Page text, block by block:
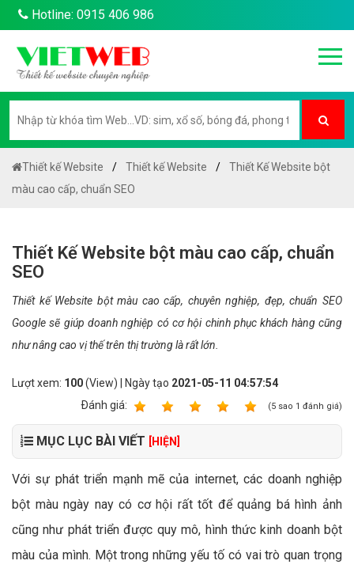
Hotline: 0915 406 986
Thiết kế Website Thiết kế Website
Thiết Kế Website bột
màu cao cấp, chuẩn SEO
Thiết Kế Website bột màu cao cấp, chuẩn
SEO
Thiết kế Website bột màu cao cấp, chuyên nghiệp, đẹp, chuẩn SEO
Google sẽ giúp doanh nghiệp có cơ hội chinh phục khách hàng cũng
như nâng cao vị thế trên thị trường là rất lớn.
Lượt xem: 100(View) | Ngày tạo 2021-05-11 04:57:54
Ðánh giá:
(5 sao 1 đánh giá)
MỤC LỤC BÀI VIẾT [HIỆN]
Với sự phát triển mạnh mẽ của internet, các doanh nghiệp
bột màu ngày nay có cơ hội rất tốt để quảng bá hình ảnh
cũng như phát triển được quy mô, hình thức kinh doanh bột
màu của mình. Một trong những yếu tố có vai trò quan trọng